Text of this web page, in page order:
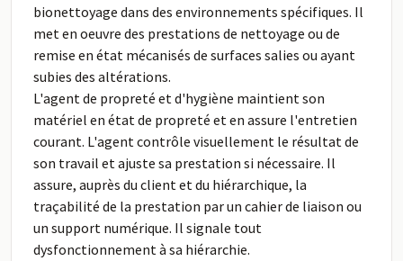
bionettoyage dans des environnements spécifiques. Il
met en oeuvre des prestations de nettoyage ou de
remise en état mécanisés de surfaces salies ou ayant
subies des altérations.
L'agent de propreté et d'hygiène maintient son
matériel en état de propreté et en assure l'entretien
courant. L'agent contrôle visuellement le résultat de
son travail et ajuste sa prestation si nécessaire. Il
assure, auprès du client et du hiérarchique, la
traçabilité de la prestation par un cahier de liaison ou
un support numérique. Il signale tout
dysfonctionnement à sa hiérarchie.